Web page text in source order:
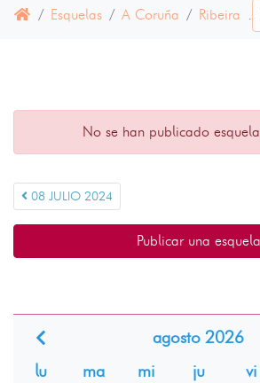
Esquelas A Coruña Ribeira
No se han publicado
08 JULIO 2024
Publicar una esquela
agosto 2026
lu
ma mi ju vi